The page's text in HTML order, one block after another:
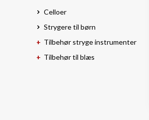
Celloer
Strygere til børn
Tilbehør stryge instrumenter
Tilbehør til blæs